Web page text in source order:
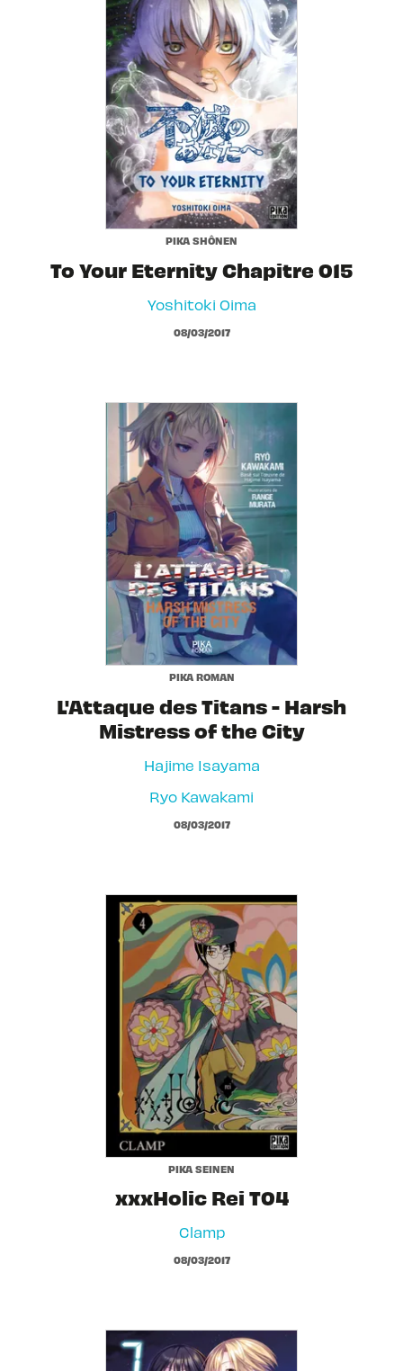
PIKA SHÔNEN
To Your Eternity Chapitre 015
Yoshitoki Oima
08/03/2017
PIKA ROMAN
L'Attaque des Titans - Harsh
Mistress of the City
Hajime Isayama
Ryo Kawakami
08/03/2017
PIKA SEINEN
xxxHolic Rei T04
Clamp
08/03/2017